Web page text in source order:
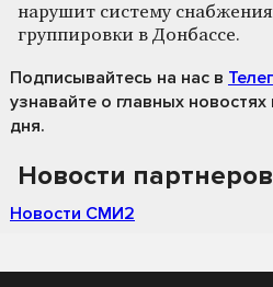
нарушит систему
группировки в Донбассе.
Подписывайтесь на нас в
узнавайте о главных
дня.
Новости партнеров
Новости СМИ2